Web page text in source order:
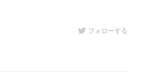
フォローする